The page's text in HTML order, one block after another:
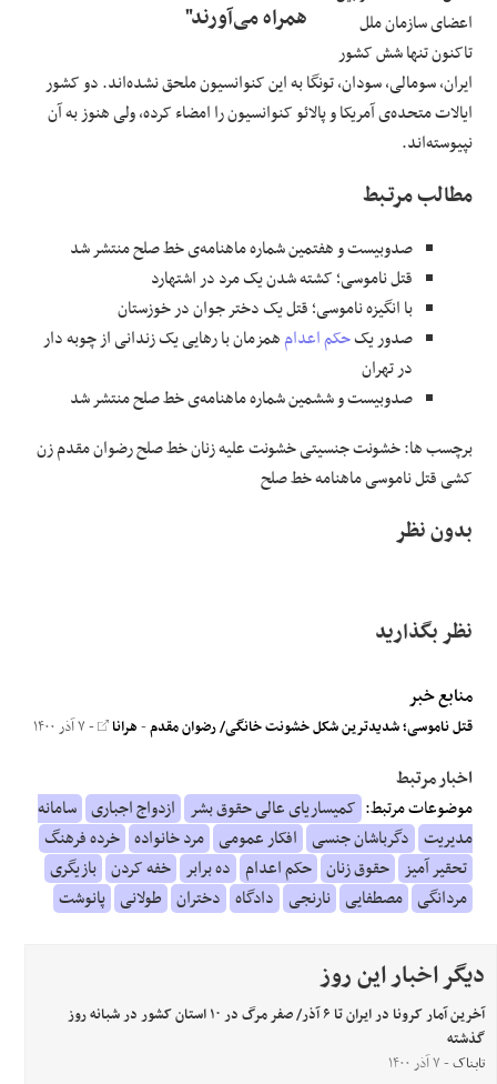
همراه می‌آورند"
اعضای سازمان ملل
تاکنون تنها شش کشور
ایران، سومالی، سودان، تونگا به این کنوانسیون ملحق نشده‌اند. دو کشور
ایالات متحده‌ی آمریکا و پالائو کنوانسیون را امضاء کرده، ولی هنوز به آن
نپیوسته‌اند.
مطالب مرتـبط
صدوبیست و هفتمین شماره ماهنامه‌ی خط صلح منتشر شد
قتل ناموسی؛ کشته شدن یک مرد در اشتهارد
با انگیزه ناموسی؛ قتل یک دختر جوان در خوزستان
صدور یکحکم اعدامهمزمان با رهایی یک زندانی از چوبه دار
در تهران
صدوبیست و ششمین شماره ماهنامه‌ی خط صلح منتشر شد
برچسب ها: خشونت جنسیتی خشونت علیه زنان خط صلح رضوان مقدم زن
کشی قتل ناموسی ماهنامه خط صلح
بدون نظر
نظر بگذارید
منابع خبر
قتل ناموسی؛ شدیدترین شکل خشونت خانگی/ رضوان مقدم-هرانا - ۷ آذر ۱۴۰۰
اخبار مرتبط
موضوعات مرتبط: کمیساریای عالی حقوق بشر ازدواج اجباری سامانه
مدیریت دگرباشان جنسی افکار عمومی مرد خانواده خرده فرهنگ
تحقیر آمیز حقوق زنان حکم اعدام ده برابر خفه کردن بازیگری
مردانگی مصطفایی نارنجی دادگاه دختران طولانی پانوشت
دیگر اخبار این روز
آخرین آمار کرونا در ایران تا ۶ آذر/ صفر مرگ در ۱۰ استان کشور در شبانه روز
گذشته
تابناک- ۷ آذر ۱۴۰۰